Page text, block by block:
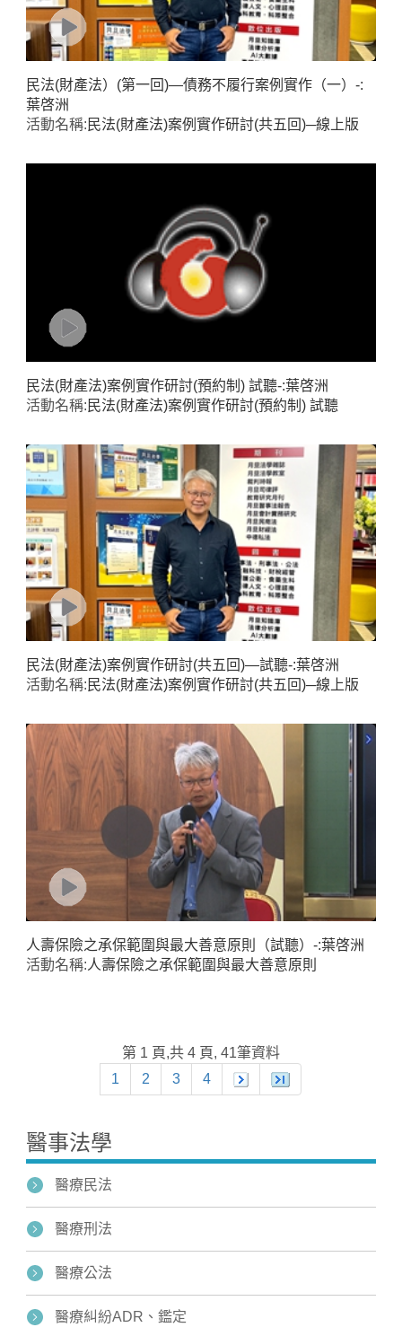
民法(財產法）(第一回)—債務不履行案例實作（一）-:
葉啓洲
活動名稱: 民法(財產法)案例實作研討(共五回)─線上版
民法(財產法)案例實作研討(預約制) 試聽-:葉啓洲
活動名稱: 民法(財產法)案例實作研討(預約制) 試聽
民法(財產法)案例實作研討(共五回)—試聽-:葉啓洲
活動名稱: 民法(財產法)案例實作研討(共五回)─線上版
人壽保險之承保範圍與最大善意原則（試聽）-:葉啓洲
活動名稱:人壽保險之承保範圍與最大善意原則
第 1 頁,共 4 頁, 41筆資料
1
2 3 4
醫事法學
醫療民法
醫療刑法
醫療公法
醫療糾紛ADR、鑑定